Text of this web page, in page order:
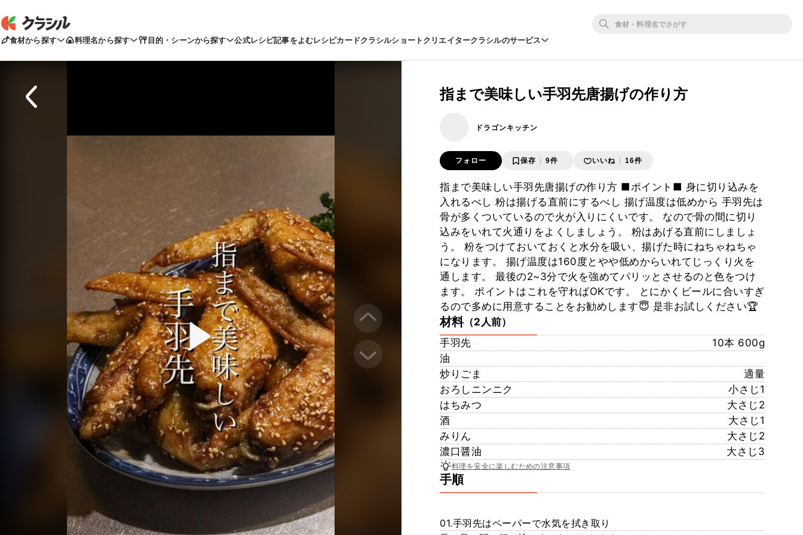
食材から探す 料理名から探す 目的・シーンから探す 公式レシピ記事をよむレシピカードクラシルショートクリエイタークラシルのサービス
指まで美味しい手羽先唐揚げの作り方
ドラゴンキッチン
フォロー 保存 9件 いいね 16件
指まで美味しい手羽先唐揚げの作り方 ■ポイント■ 身に切り込みを
入れるべし 粉は揚げる直前にするべし 揚げ温度は低めから 手羽先は
骨が多くついているので火が入りにくいです。 なので骨の間に切り
込みをいれて火通りをよくしましょう。 粉はあげる直前にしましょ
う。 粉をつけておいておくと水分を吸い、揚げた時にねちゃねちゃ
になります。 揚げ温度は160度とやや低めからいれてじっくり火を
通します。 最後の2~3分で火を強めてパリッとさせるのと色をつけ
ます。 ポイントはこれを守ればOKです。 とにかくビールに合いすぎ
るので多めに用意することをお勧めします😇 是非お試しください🏆
材料（2人前）
手羽先
10本 600g
油
炒りごま
適量
おろしニンニク
小さじ1
はちみつ
大さじ2
酒
大さじ1
みりん
大さじ2
濃口醤油
大さじ3
料理を安全に楽しむための注意事項
手順
01.手羽先はペーパーで水気を拭き取り